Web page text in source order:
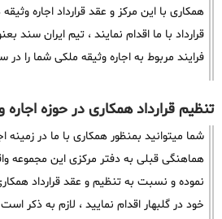
همکاری با این مرکز و عقد قرارداد اجاره
قرارداد با ما اقدام نمایند ، تیم ایران سند
فرایند مربوط به اجاره وثیقه ملکی شما را
تنظیم قرارداد همکاری در حوزه اجاره
شما میتوانید بمنظور همکاری با ما در زمینه
هماهنگی قبلی به دفتر مرکزی این مجموعه
نموده و نسبت به تنظیم و عقد قرارداد
خود در گلبهار اقدام نمایید ، لازم به ذکر